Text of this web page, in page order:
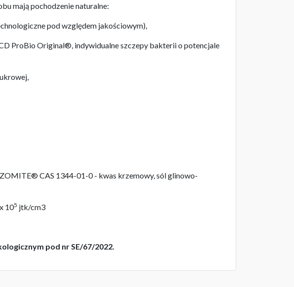
mają pochodzenie naturalne:
pod względem jakościowym),
ProBio Original®, indywidualne szczepy bakterii o potencjale
CAS 1344-01-0 - kwas krzemowy, sól glinowo-
105 jtk/cm3
pod nr SE/67/2022.